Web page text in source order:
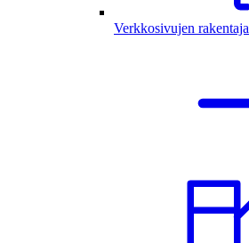
Verkkosivujen rakentaja